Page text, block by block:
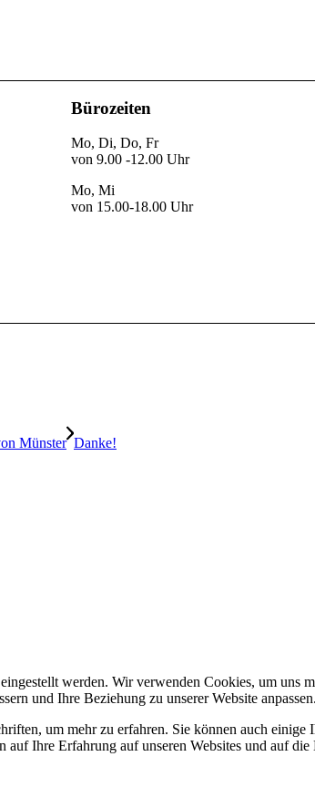
Bürozeiten
Mo, Di, Do, Fr
von 9.00 -12.00 Uhr
Mo, Mi
von 15.00-18.00 Uhr
Münster Danke!
werden. Wir verwenden Cookies, um uns
und Ihre Beziehung zu unserer Website anpassen.
um mehr zu erfahren. Sie können auch einige
Ihre Erfahrung auf unseren Websites und auf